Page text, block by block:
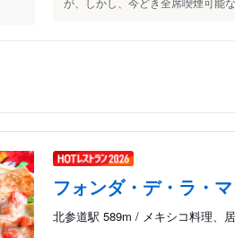
フォンダ・デ・ラ・
北参道駅 589m / メキシコ料理、